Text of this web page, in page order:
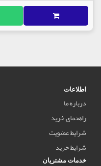
اطلاعات
درباره ما
راهنمای خرید
شرایط عضویت
شرایط خرید
خدمات مشتریان